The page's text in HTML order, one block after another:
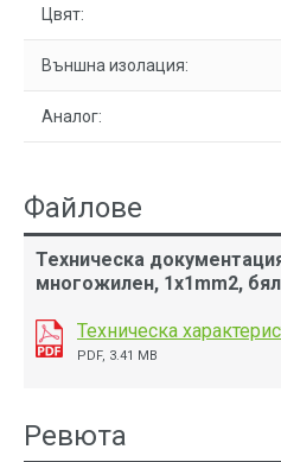
Цвят:
Външна изолация:
Аналог:
Файлове
Техническа
многожилен, 1x1mm2, бял
Техническа
PDF, 3.41 MB
Ревюта